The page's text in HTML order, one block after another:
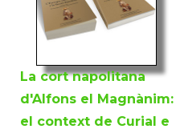
La cort napolitana
d'Alfons el Magnànim:
el context de Curial e